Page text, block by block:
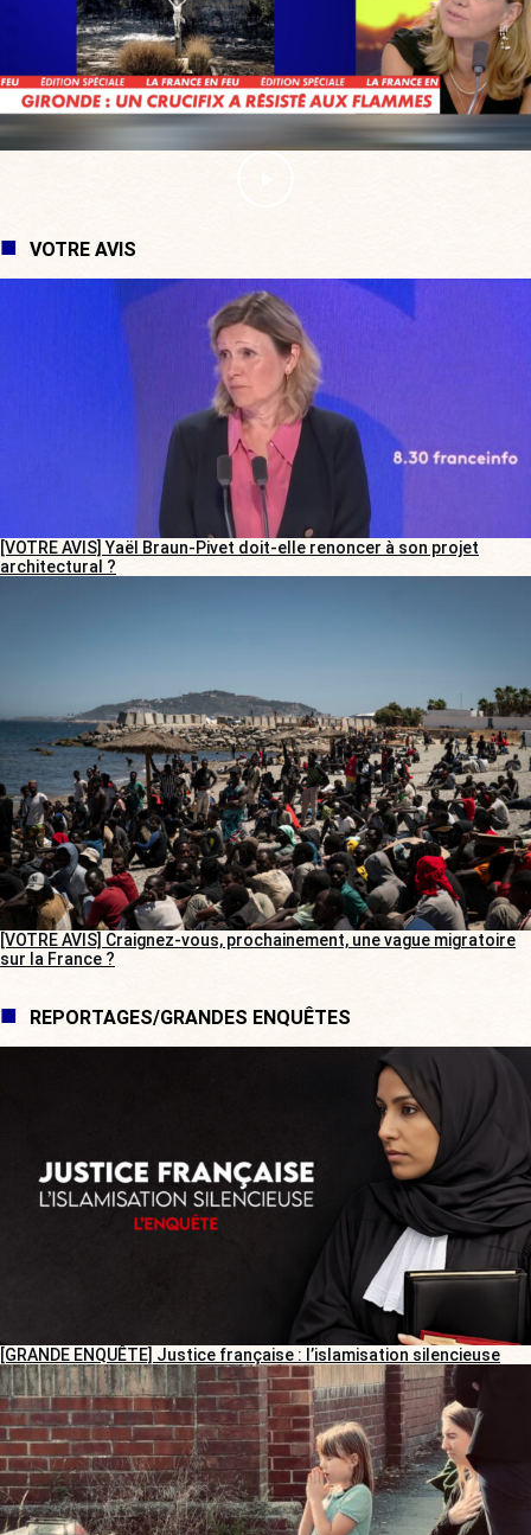
VOTRE AVIS
[VOTRE AVIS] Yaël Braun-Pivet doit-elle renoncer à son projet
architectural ?
[VOTRE AVIS] Craignez-vous, prochainement, une vague migratoire
sur la France ?
REPORTAGES/GRANDES ENQUÊTES
[GRANDE ENQUÊTE] Justice française : l’islamisation silencieuse